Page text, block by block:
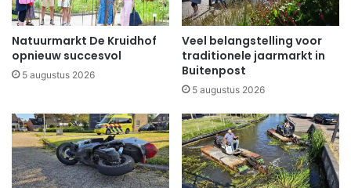
Natuurmarkt De Kruidhof
opnieuw succesvol
5 augustus 2026
Veel belangstelling voor
traditionele jaarmarkt in
Buitenpost
5 augustus 2026